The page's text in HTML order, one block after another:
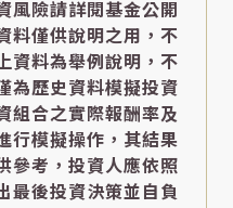
風險請詳閱基金公開
料僅供說明之用，不
資料為舉例說明，不
為歷史資料模擬投資
組合之實際報酬率及
行模擬操作，其結果
參考，投資人應依照
最後投資決策並自負